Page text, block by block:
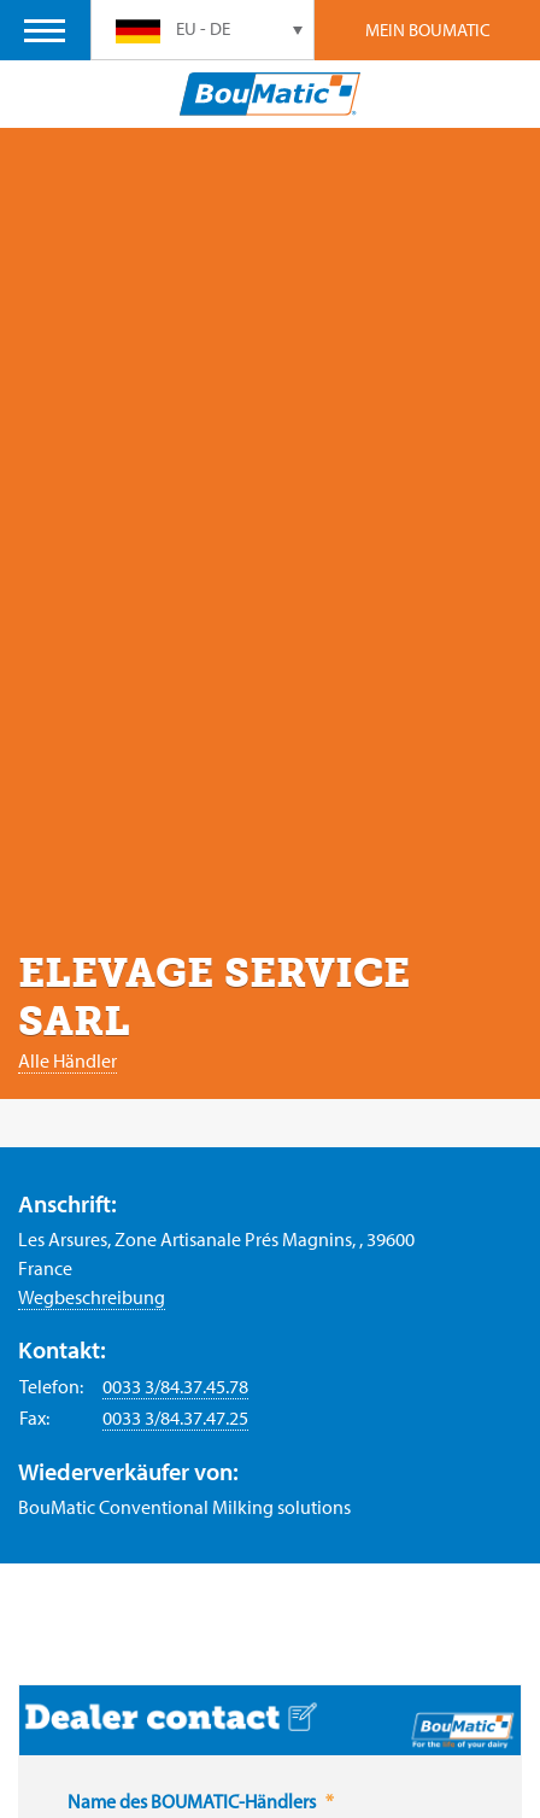
MEIN BOUMATIC
EU - DE
ELEVAGE SERVICE
SARL
Alle Händler
Anschrift:
Les Arsures, Zone Artisanale Prés Magnins, , 39600
France
Wegbeschreibung
Kontakt:
Telefon:
0033 3/84.37.45.78
Fax:
0033 3/84.37.47.25
Wiederverkäufer von:
BouMatic Conventional Milking solutions
Name des BOUMATIC-Händlers